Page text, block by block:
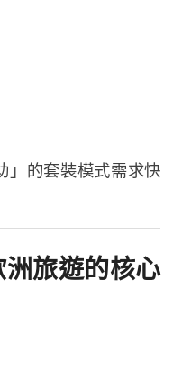
」的套裝模式需求快
旅遊的核心